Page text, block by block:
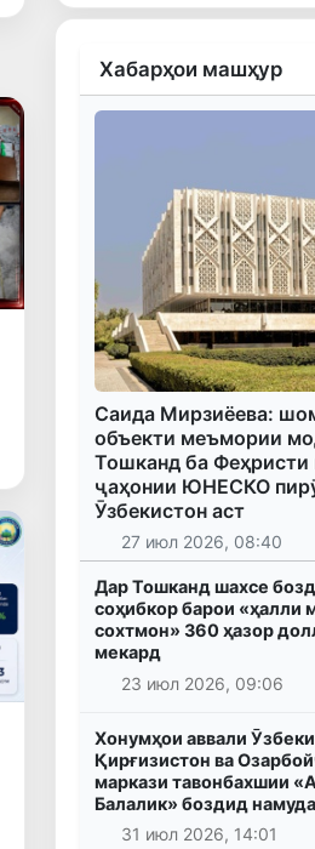
Хабарҳои машҳур
Саида Мирзиёева:
объекти меъмории
Тошканд ба Феҳристи
ҷаҳонии ЮНЕСКО
Ӯзбекистон аст
27 июл 2026, 08:40
Дар Тошканд шахсе
соҳибкор барои «ҳалли
сохтмон» 360 ҳазор
мекард
23 июл 2026, 09:06
Хонумҳои аввали
Қирғизистон ва
маркази тавонбахшии
Балалик» боздид
31 июл 2026, 14:01